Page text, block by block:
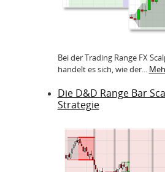
Bei der Trading Range FX
handelt es sich, wie der...
Die D&D Range Bar
Strategie